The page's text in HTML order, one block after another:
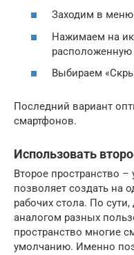
Заходим в
Нажимаем на
расположенную
Выбираем
Последний вариант
смартфонов.
Использовать
Второе пространство –
позволяет создать на
рабочих стола. По
аналогом разных
пространство многие
умолчанию. Именно